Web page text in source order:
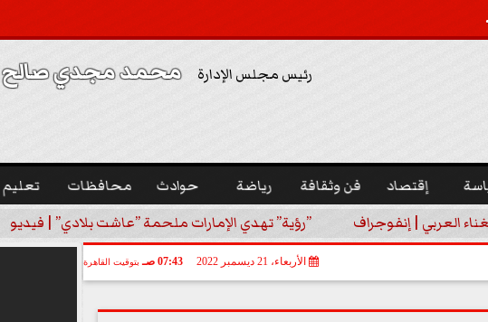
رئيس مجلس الإدارة محمد مجدي صالح
إقتصاد فن وثقافة رياضة حوادث محافظات تعليم
العربي | إنفوجراف ”رؤية” تهدي الإمارات ملحمة ”عاشت بلادي” | فيديو
الأربعاء، 21 ديسمبر 2022 07:43 صـ بتوقيت القاهرة